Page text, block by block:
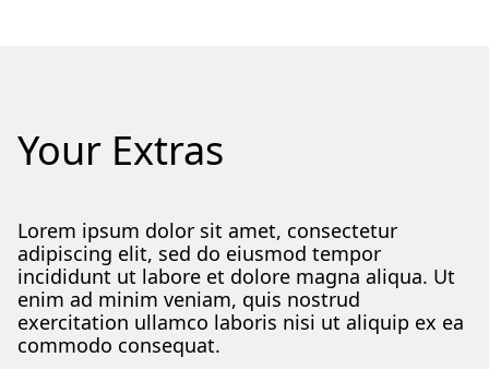
Your Extras
Lorem ipsum dolor sit amet, consectetur
adipiscing elit, sed do eiusmod tempor
incididunt ut labore et dolore magna aliqua. Ut
enim ad minim veniam, quis nostrud
exercitation ullamco laboris nisi ut aliquip ex ea
commodo consequat.